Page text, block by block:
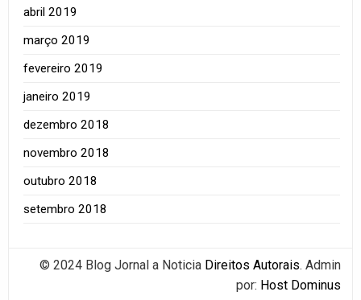
abril 2019
março 2019
fevereiro 2019
janeiro 2019
dezembro 2018
novembro 2018
outubro 2018
setembro 2018
© 2024 Blog Jornal a Noticia Direitos Autorais. Admin
por: Host Dominus